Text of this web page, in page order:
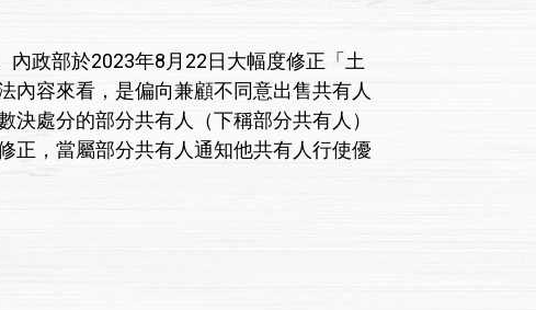
政部於2023年8月22日大幅度修正「土
內容來看，是偏向兼顧不同意出售共有人
決處分的部分共有人（下稱部分共有人）
正，當屬部分共有人通知他共有人行使優